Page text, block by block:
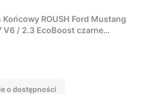
Końcowy ROUSH Ford Mustang
V6 / 2.3 EcoBoost czarne
"Roush" )
o dostępności